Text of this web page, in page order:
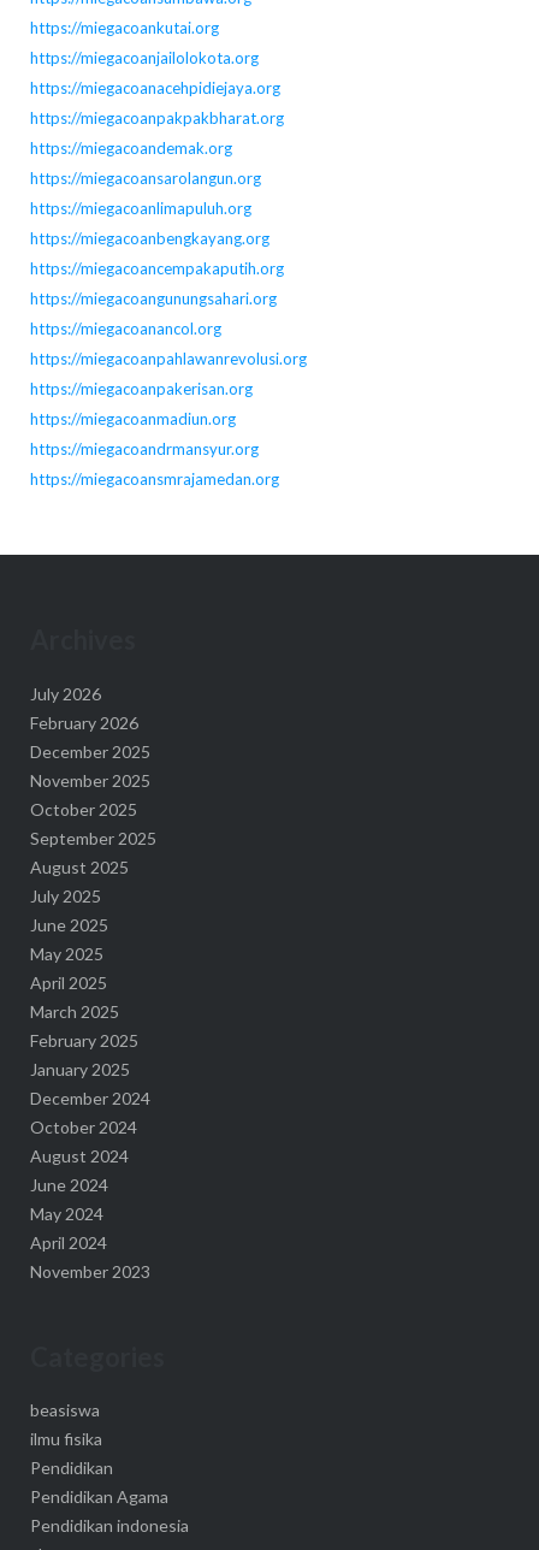
https://miegacoankutai.org
https://miegacoanjailolokota.org
https://miegacoanacehpidiejaya.org
https://miegacoanpakpakbharat.org
https://miegacoandemak.org
https://miegacoansarolangun.org
https://miegacoanlimapuluh.org
https://miegacoanbengkayang.org
https://miegacoancempakaputih.org
https://miegacoangunungsahari.org
https://miegacoanancol.org
https://miegacoanpahlawanrevolusi.org
https://miegacoanpakerisan.org
https://miegacoanmadiun.org
https://miegacoandrmansyur.org
https://miegacoansmrajamedan.org
July 2026
February 2026
December 2025
November 2025
October 2025
September 2025
August 2025
July 2025
June 2025
May 2025
April 2025
March 2025
February 2025
January 2025
December 2024
October 2024
August 2024
June 2024
May 2024
April 2024
November 2023
beasiswa
ilmu fisika
Pendidikan
Pendidikan Agama
Pendidikan indonesia